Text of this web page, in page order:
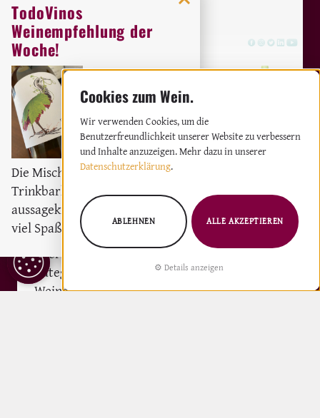
COOKIE
EINSTELLUNGEN
MARION ROCKSTROH-KRUFT
Erfahre die Highlights des Weinwettbewerbs
Comunidad Valenciana 2024. Valencias Weine
überzeugen bei den Proava Weinpreisen in
Kategorien von Schaumweinen bis Reserva-
Weinen.
TodoVinos
Weinempfehlung der
Woche!
Orig
Weingut:Miquel Oliver
Weißwein
2023
Die Mischung aus moderne
Trinkbarkeit und
aussagekräftigem Wein macht
viel Spaß und hält bei Laune.
Wir verwenden Cookies, um die
Benutzerfreundlichkeit unserer Website zu verbessern
und Inhalte anzuzeigen. Mehr dazu in unserer
Datenschutzerklärung.
Details anzeigen
ABLEHNEN ALLE AKZEPTIEREN